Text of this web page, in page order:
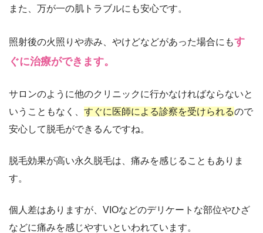
また、万が一の肌トラブルにも安心です。
照射後の火照りや赤み、やけどなどがあった場合にもす
ぐに治療ができます。
サロンのように他のクリニックに行かなければならないと
いうこともなく、 すぐに医師による診察を受けられるので
安心して脱毛ができるんですね。
脱毛効果が高い永久脱毛は、痛みを感じることもありま
す。
個人差はありますが、VIOなどのデリケートな部位やひざ
などに痛みを感じやすいといわれています。